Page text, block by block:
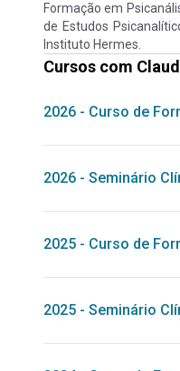
Formação em
de Estudos
Instituto Hermes.
Cursos com
2026 - Curso de
2026 - Seminário
2025 - Curso de
2025 - Seminário